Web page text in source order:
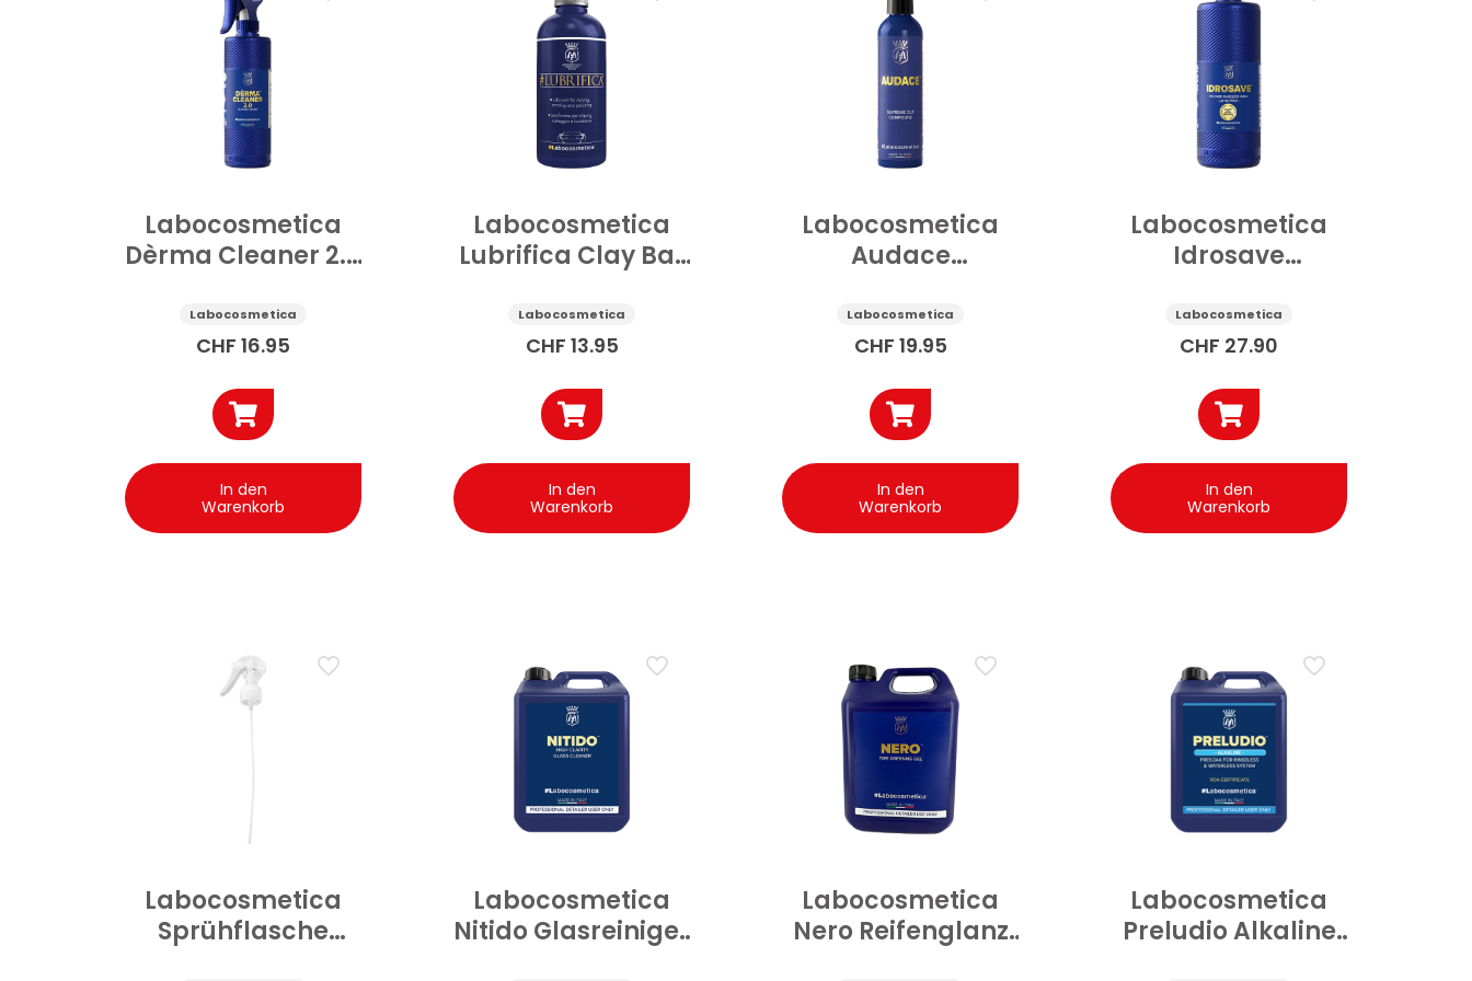
Labocosmetica
Dèrma Cleaner 2.0
500 ml
Labocosmetica
CHF 16.95
In den
Warenkorb
Labocosmetica
Lubrifica Clay Bar
500 ml
Labocosmetica
CHF 13.95
In den
Warenkorb
Labocosmetica
Audace
250 g
Labocosmetica
CHF 19.95
In den
Warenkorb
Labocosmetica
Idrosave
ohne Nachspülen
1 l
Labocosmetica
CHF 27.90
In den
Warenkorb
Labocosmetica
Sprühflasche
Labocosmetica
Nitido Glasreiniger
Labocosmetica
Nero Reifenglanz
Labocosmetica
Preludio Alkaline